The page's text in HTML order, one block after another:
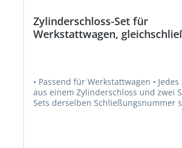
Zylinderschloss-Set für
Werkstattwagen,
• Passend für Werkstattwagen • Jedes Set besteht
aus einem Zylinderschloss und zwei
Sets derselben Schließungsnummer